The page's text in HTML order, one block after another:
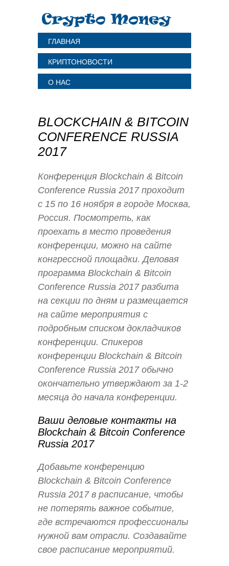
ГЛАВНАЯ
КРИПТОНОВОСТИ
О НАС
BLOCKCHAIN & BITCOIN
CONFERENCE RUSSIA
2017
Конференция Blockchain & Bitcoin
Conference Russia 2017 проходит
c 15 по 16 ноября в городе Москва,
Россия. Посмотреть, как
проехать в место проведения
конференции, можно на сайте
конгрессной площадки. Деловая
программа Blockchain & Bitcoin
Conference Russia 2017 разбита
на секции по дням и размещается
на сайте мероприятия с
подробным списком докладчиков
конференции. Спикеров
конференции Blockchain & Bitcoin
Conference Russia 2017 обычно
окончательно утверждают за 1-2
месяца до начала конференции.
Ваши деловые контакты на
Blockchain & Bitcoin Conference
Russia 2017
Добавьте конференцию
Blockchain & Bitcoin Conference
Russia 2017 в расписание, чтобы
не потерять важное событие,
где встречаются профессионалы
нужной вам отрасли. Создавайте
свое расписание мероприятий.